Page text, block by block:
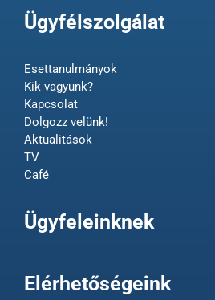
Ügyfélszolgálat
Esettanulmányok
Kik vagyunk?
Kapcsolat
Dolgozz velünk!
Aktualitások
TV
Café
Ügyfeleinknek
Elérhetőségeink